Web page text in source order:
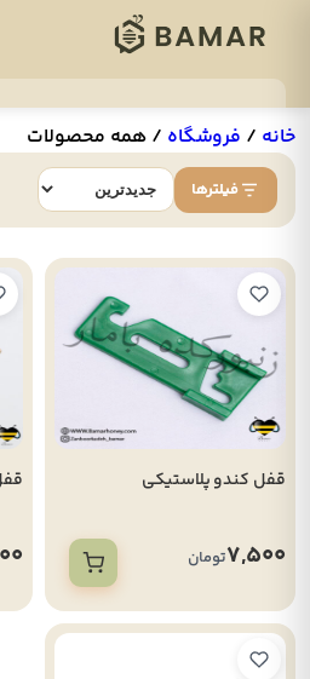
خانه/ فروشگاه/ همه محصولات
فیلترها
قفل کندو پلاستیکی
7,500تومان